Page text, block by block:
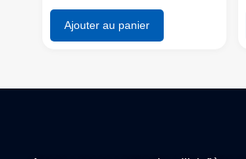
Ajouter au panier